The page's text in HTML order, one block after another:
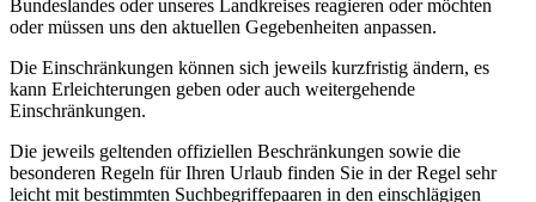
Bundeslandes oder unseres Landkreises reagieren oder möchten
oder müssen uns den aktuellen Gegebenheiten anpassen.
Die Einschränkungen können sich jeweils kurzfristig ändern, es
kann Erleichterungen geben oder auch weitergehende
Einschränkungen.
Die jeweils geltenden offiziellen Beschränkungen sowie die
besonderen Regeln für Ihren Urlaub finden Sie in der Regel sehr
leicht mit bestimmten Suchbegriffepaaren in den einschlägigen